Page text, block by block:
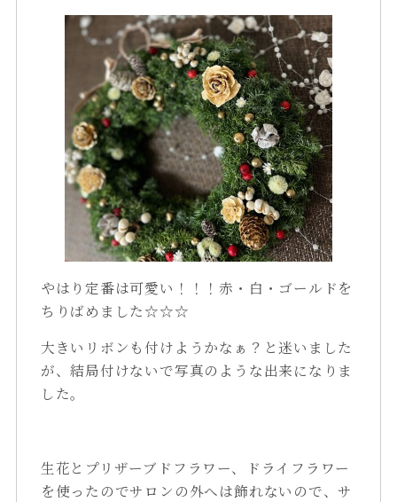
やはり定番は可愛い！！！赤・白・ゴールドを
ちりばめました☆☆☆
大きいリボンも付けようかなぁ？と迷いました
が、結局付けないで写真のような出来になりま
した。
生花とプリザーブドフラワー、ドライフラワー
を使ったのでサロンの外へは飾れないので、サ